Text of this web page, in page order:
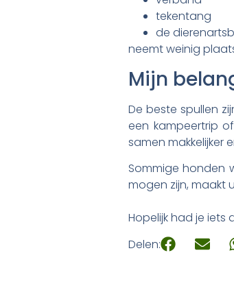
tekentang
de
neemt weinig
Mijn
De beste spullen
een kampeertrip
samen makkelijker
Sommige honden
mogen zijn, maakt
Hopelijk had je
Delen: